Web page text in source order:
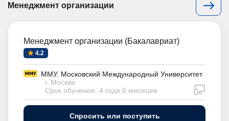
Менеджмент организации
Менеджмент организации (Бакалавриат)
4.2
ММУ. Московский Международный Университет
г. Москва
Срок обучения: 4 года 6 месяцев
Спросить или поступить